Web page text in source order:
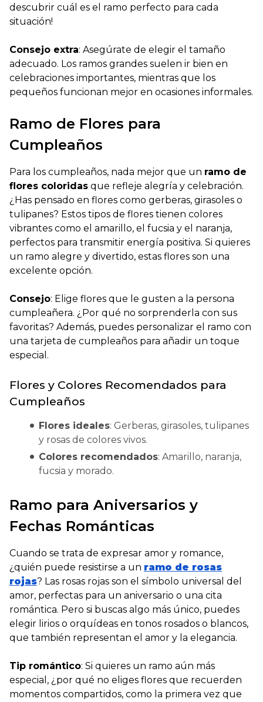
descubrir cuál es el ramo perfecto para cada
situación!
Consejo extra: Asegúrate de elegir el tamaño
adecuado. Los ramos grandes suelen ir bien en
celebraciones importantes, mientras que los
pequeños funcionan mejor en ocasiones informales.
Ramo de Flores para
Cumpleaños
Para los cumpleaños, nada mejor que un ramo de
flores coloridas que refleje alegría y celebración.
¿Has pensado en flores como gerberas, girasoles o
tulipanes? Estos tipos de flores tienen colores
vibrantes como el amarillo, el fucsia y el naranja,
perfectos para transmitir energía positiva. Si quieres
un ramo alegre y divertido, estas flores son una
excelente opción.
Consejo: Elige flores que le gusten a la persona
cumpleañera. ¿Por qué no sorprenderla con sus
favoritas? Además, puedes personalizar el ramo con
una tarjeta de cumpleaños para añadir un toque
especial.
Flores y Colores Recomendados para
Cumpleaños
Flores ideales: Gerberas, girasoles, tulipanes
y rosas de colores vivos.
Colores recomendados: Amarillo, naranja,
fucsia y morado.
Ramo para Aniversarios y
Fechas Románticas
Cuando se trata de expresar amor y romance,
¿quién puede resistirse a un ramo de rosas
rojas? Las rosas rojas son el símbolo universal del
amor, perfectas para un aniversario o una cita
romántica. Pero si buscas algo más único, puedes
elegir lirios o orquídeas en tonos rosados o blancos,
que también representan el amor y la elegancia.
Tip romántico: Si quieres un ramo aún más
especial, ¿por qué no eliges flores que recuerden
momentos compartidos, como la primera vez que